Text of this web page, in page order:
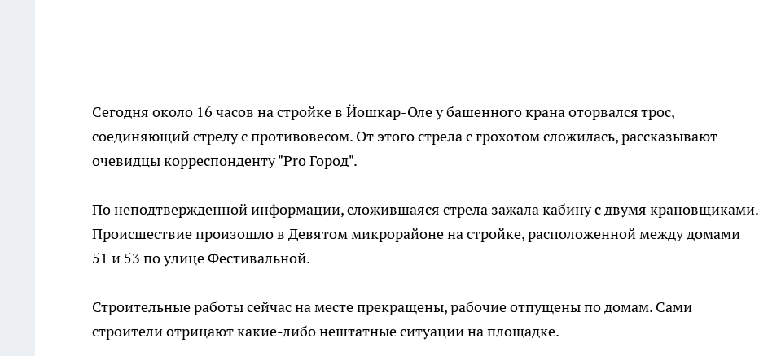
Сегодня около 16 часов на стройке в Йошкар-Оле у башенного крана оторвался трос,
соединяющий стрелу с противовесом. От этого стрела с грохотом сложилась, рассказывают
очевидцы корреспонденту "Pro Город".
По неподтвержденной информации, сложившаяся стрела зажала кабину с двумя крановщиками.
Происшествие произошло в Девятом микрорайоне на стройке, расположенной между домами
51 и 53 по улице Фестивальной.
Строительные работы сейчас на месте прекращены, рабочие отпущены по домам. Сами
строители отрицают какие-либо нештатные ситуации на площадке.